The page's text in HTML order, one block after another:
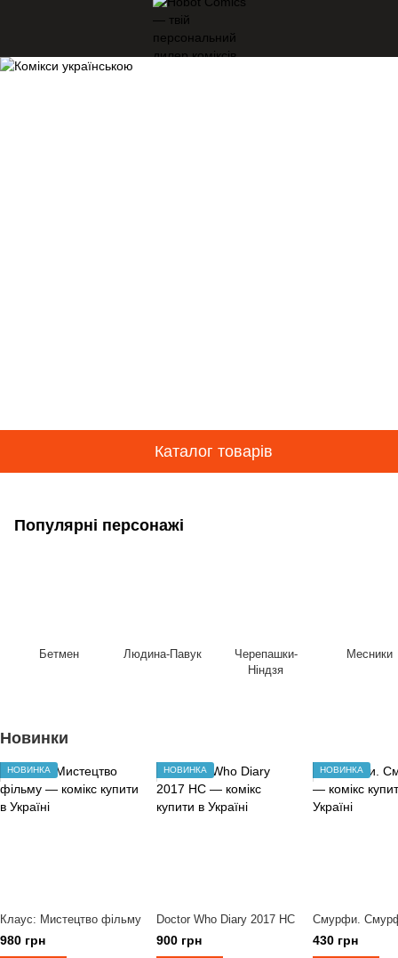
Каталог товарів
Популярні персонажі
Бетмен Людина-Павук
Черепашки-
Ніндзя
Месники
Новинки
НОВИНКА
Клаус: Мистецтво фільму
980 грн
НОВИНКА
Doctor Who Diary 2017 HC
900 грн
НОВИНКА
Смурфи.
430 грн